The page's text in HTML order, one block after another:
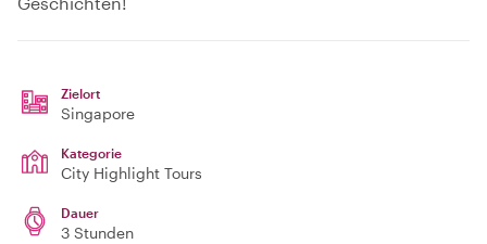
Zielort
Singapore
Kategorie
City Highlight Tours
Dauer
3 Stunden